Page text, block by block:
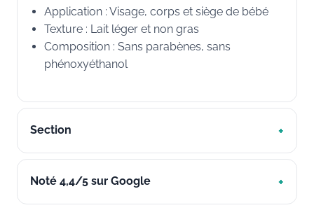
Application : Visage, corps et siège de bébé
Texture : Lait léger et non gras
Composition : Sans parabènes, sans
phénoxyéthanol
Section
Noté 4,4/5 sur Google